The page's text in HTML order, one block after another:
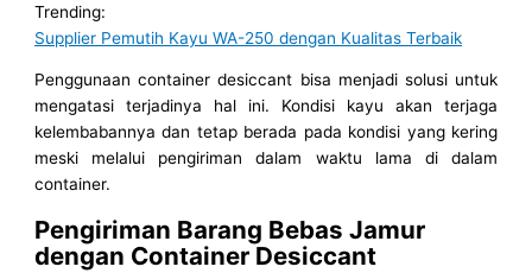
Trending:
Supplier Pemutih Kayu WA-250 dengan Kualitas Terbaik
Penggunaan container desiccant bisa menjadi solusi untuk
mengatasi terjadinya hal ini. Kondisi kayu akan terjaga
kelembabannya dan tetap berada pada kondisi yang kering
meski melalui pengiriman dalam waktu lama di dalam
container.
Pengiriman Barang Bebas Jamur
dengan Container Desiccant